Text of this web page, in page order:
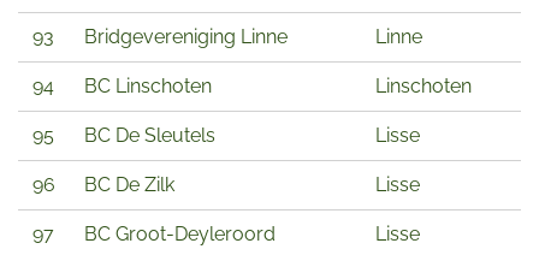
93 Bridgevereniging Linne Linne
94 BC Linschoten Linschoten
95 BC De Sleutels Lisse
96 BC De Zilk Lisse
97 BC Groot-Deyleroord Lisse